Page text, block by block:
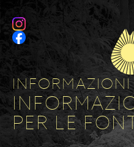
INFORMAZIONI
PER LE